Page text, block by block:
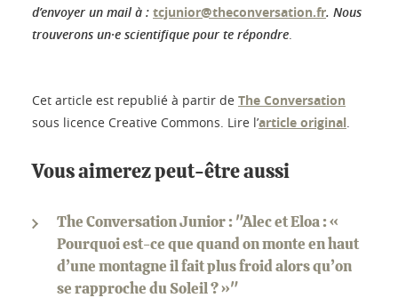
d’envoyer un mail à : tcjunior@theconversation.fr. Nous
trouverons un·e scientifique pour te répondre.
Cet article est republié à partir de The Conversation
sous licence Creative Commons. Lire l’article original.
Vous aimerez peut-être aussi
The Conversation Junior : "Alec et Eloa : «
Pourquoi est-ce que quand on monte en haut
d’une montagne il fait plus froid alors qu’on
se rapproche du Soleil ? »"